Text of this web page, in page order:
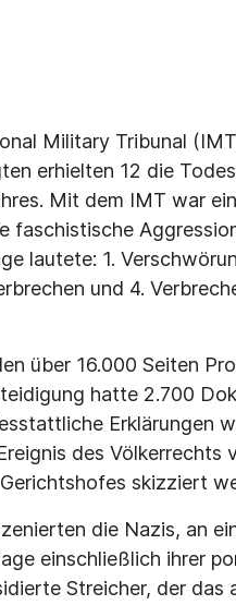
Military Tribunal
erhielten 12 die
Mit dem IMT war
lautete: 1.
und 4.
über 16.000 Seiten
hatte 2.700
Erklärungen
des Völkerrechts
skizziert
die Nazis, an
einschließlich ihrer
Streicher, der